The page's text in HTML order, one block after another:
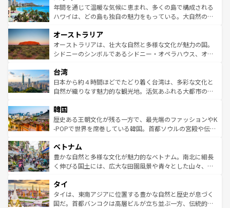
着のスイス情報はコンテンツ一覧 を参照してほしい。
ンメントが詰まった刺激的なスポットだ。一方、アメリカ
西部には大自然が広がり、グランドキャニオンやイエロー
部のニューオーリンズでは、音楽と美食が融合した独特の
文化が魅力。旅行者はアメリカの各地域で異なる魅力を楽
しみながら、その多様性と豊かな歴史を感じることができ
ならではの贅沢な旅のスタイルだ。 なお、新着のアメリカ
情報はコンテンツ一覧を参照してほしい。
年間を通じて温暖な気候に恵まれ、多くの島で構成される
ハワイは、どの島も独自の魅力をもっている。大自然の神
ワイ島は見逃せない。また、定番の観光地といえばオアフ
島だが、静かな自然を求めるならマウイ島やカウアイ島が
おすすめ。エメラルドグリーンに輝く海をはじめ、豊かな
れるおもてなしの心で訪れる人々を迎えてくれるハワイの
人々、おいしいローカルフードやハワイアンミュージッ
ク、伝統的なフラダンスなど、すべてがハワイの魅力を彩
ワイを、存分に味わってほしい。 なお、新着のハワイ情報
はコンテンツ一覧を参照してほしい。
オーストラリア
オーストラリアは、壮大な自然と多様な文化が魅力の国。
シドニーのシンボルであるシドニー・オペラハウス、オー
リアリーフや大陸中央部にそびえるウルル（エアーズロッ
ク）、タスマニアの美しい原生林やケアンズの熱帯雨林な
ど、見どころがたくさん。また、カフェやワイン、オージ
いる。アクティビティも充実しており、サーフィンやダイ
ビング、ハイキングなど、アウトドア好きにはたまらな
い。オーストラリアの多彩な魅力を存分に味わいつくそ
参照してほしい。
台湾
日本から約４時間ほどでたどり着く台湾は、多彩な文化と
自然が織りなす魅力的な観光地。活気あふれる大都市の台
ン）、静ひつな山岳地帯である台湾東部など、都市の喧騒
と山間の静けさが共存しており、訪れる人に新しい発見と
驚きをもたらしてくれる。また、奥深い台湾の食文化も魅
容にもいいと評判のスイーツなど、バラエティ豊かな料理
が味わえる。 なお、新着の台湾情報は コンテンツ一覧を参
照してほしい。
韓国
歴史ある王朝文化が残る一方で、最先端のファッションやK
-POPで世界を席巻している韓国。首都ソウルの宮殿や伝統
き、地方に足を延ばせば四季折々の自然美を楽しむことが
できる。そして、キムチや焼肉、絶品のストリートフード
まで、さまざまな韓国料理が待っている。夜には、韓国な
リティに包まれながら、韓国の多彩な魅力を心ゆくまで味
わってみてほしい。 なお、新着の韓国情報はコンテンツ一
覧を参照してほしい。
ベトナム
豊かな自然と多様な文化が魅力的なベトナム。南北に細長
く伸びる国土には、広大な田園風景や青々とした山々、世
急速な発展と共に伝統が息づく。ハノイの古い町並みやホ
ーチミン市のフランス統治時代の建物も、独特の雰囲気を
醸し出している。また、バラエティの豊かさとおいしさで
タイ
タイは、東南アジアに位置する豊かな自然と歴史が息づく
国だ。首都バンコクは高層ビルが立ち並ぶ一方、伝統的な